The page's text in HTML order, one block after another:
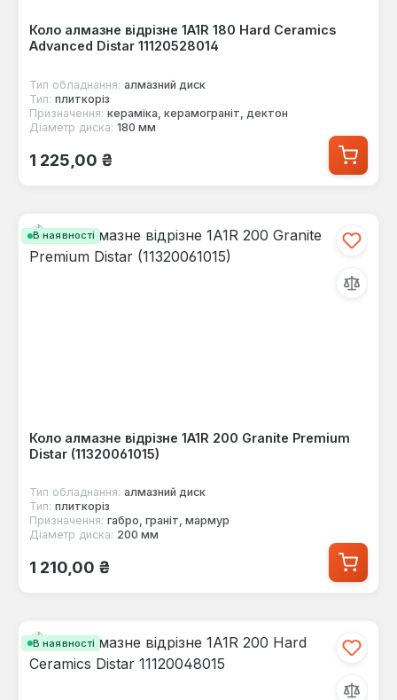
Коло алмазне відрізне 1A1R 180 Hard Ceramics
Advanced Distar 11120528014
Тип обладнання: алмазний диск
Тип: плиткоріз
Призначення: кераміка, керамограніт, дектон
Діаметр диска: 180 мм
Звичайна ціна:
1 225,00 ₴
В наявності
Коло алмазне відрізне 1A1R 200 Granite Premium
Distar (11320061015)
Тип обладнання: алмазний диск
Тип: плиткоріз
Призначення: габро, граніт, мармур
Діаметр диска: 200 мм
Звичайна ціна:
1 210,00 ₴
В наявності